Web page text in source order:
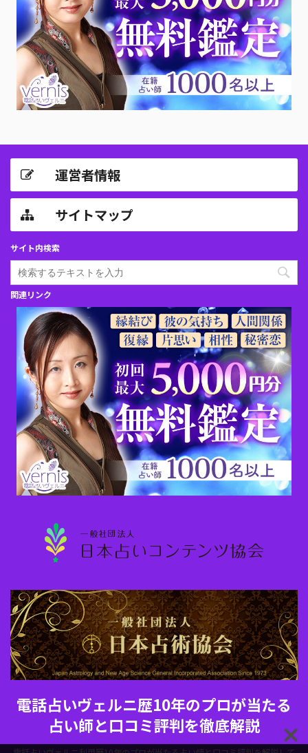
運営者情報
サイトマップ
サイト内検索
関連リンク
電話占いヴェルニ歴10年のプロが当たる
占い師と口コミ評判を徹底解説